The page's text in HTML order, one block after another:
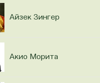
Айзек Зингер
Акио Морита